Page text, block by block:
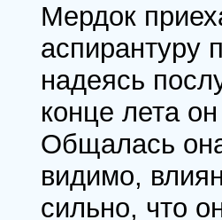
Мердок
надеясь
конце лета
Общалась
видимо,
сильно, что